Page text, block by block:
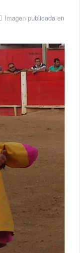
Imagen publicada en